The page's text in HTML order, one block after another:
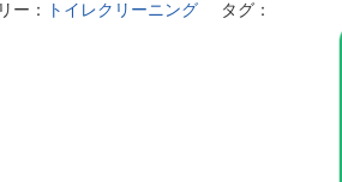
ー： トイレクリーニング タグ：